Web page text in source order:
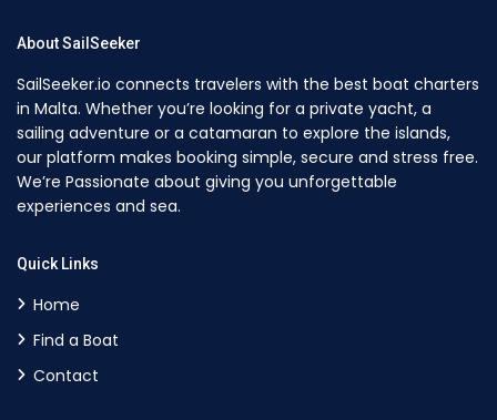
About SailSeeker
SailSeeker.io connects travelers with the best boat charters
in Malta. Whether you’re looking for a private yacht, a
sailing adventure or a catamaran to explore the islands,
our platform makes booking simple, secure and stress free.
We’re Passionate about giving you unforgettable
experiences and sea.
Quick Links
Home
Find a Boat
Contact